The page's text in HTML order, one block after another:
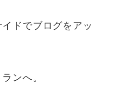
ドでブログをアッ
ンへ。